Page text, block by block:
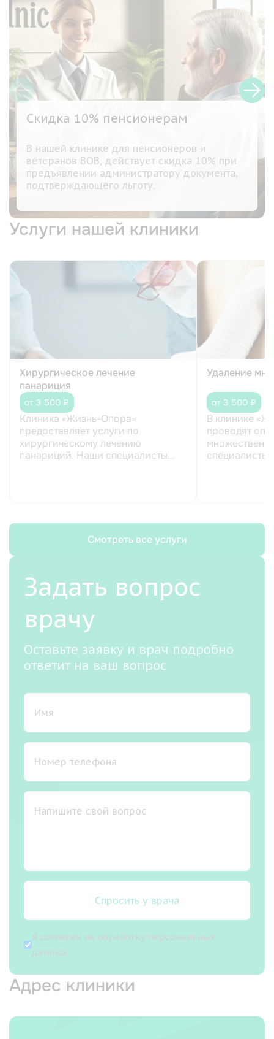
Скидка 10% пенсионерам
В нашей клинике для пенсионеров и
ветеранов ВОВ, действует скидка 10% при
предъявлении администратору документа,
подтверждающего льготу.
Услуги нашей клиники
Хирургическое лечение
панариция
от 3 500 ₽
Клиника «Жизнь-Опора»
предоставляет услуги по
хирургическому лечению
панариций. Наши специалисты
Удаление
от 3 500 ₽
В клинике
проводят
специалисты
Смотреть все услуги
Задать вопрос
врачу
Оставьте заявку и врач подробно
ответит на ваш вопрос
Спросить у врача
Я согласен на обработку персональных
данных
Адрес клиники